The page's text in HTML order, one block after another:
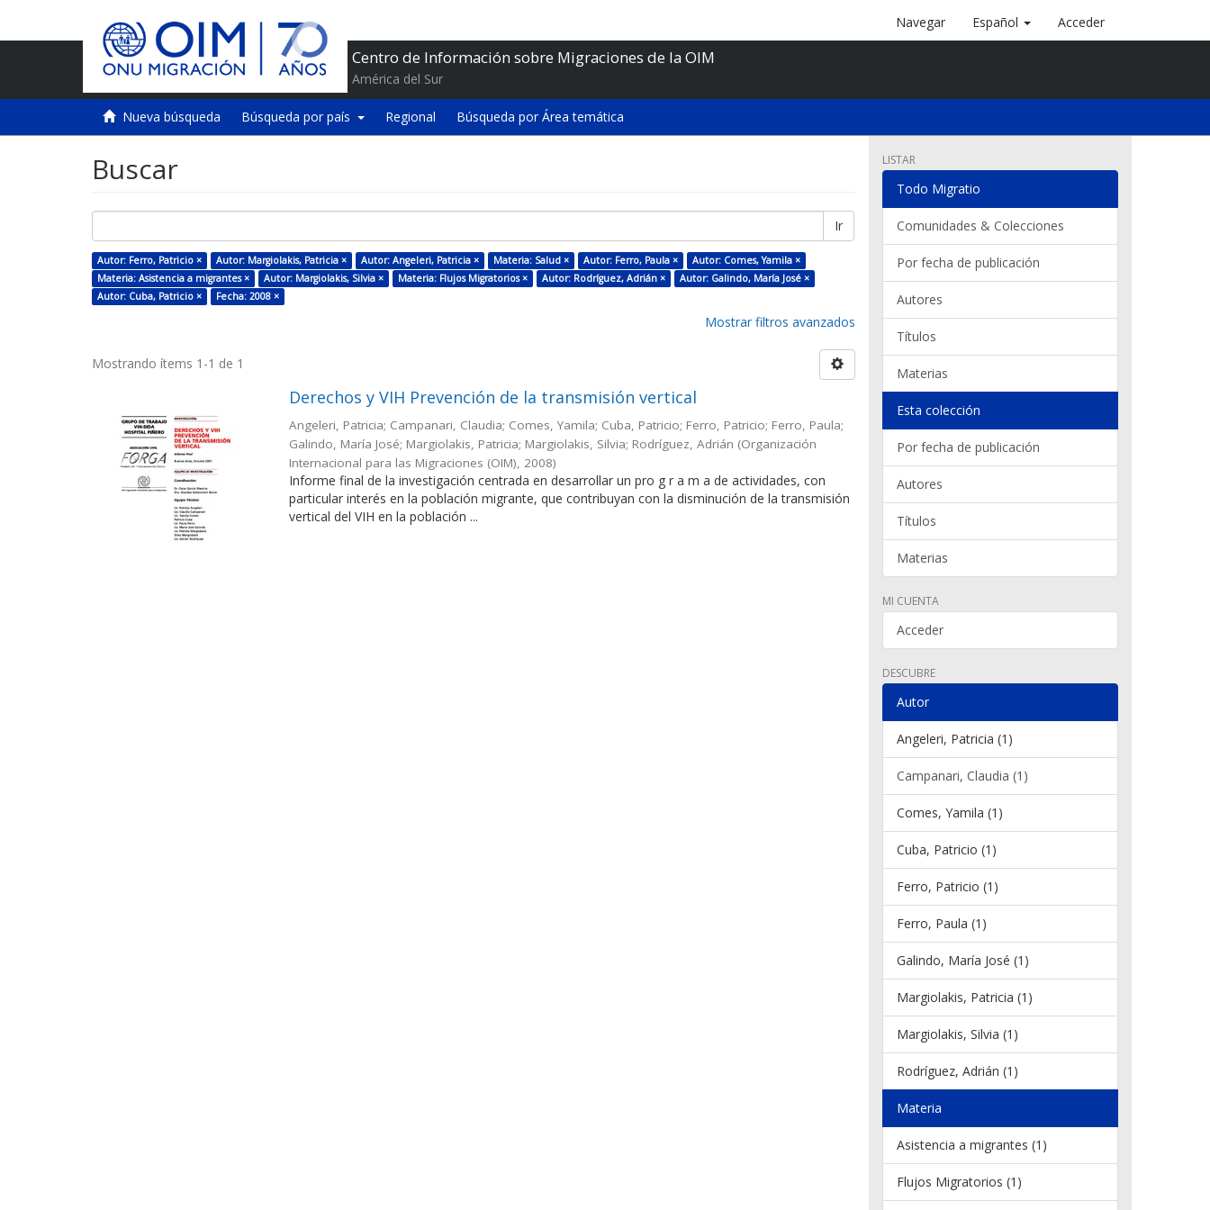
Centro de Información sobre Migraciones de la OIM
América del Sur
Navegar Español Acceder
Nueva búsqueda Búsqueda por país Regional Búsqueda por Área temática
Buscar
Ir
Autor: Ferro, Patricio × Autor: Margiolakis, Patricia × Autor: Angeleri, Patricia × Materia: Salud × Autor: Ferro, Paula ×
Autor: Comes, Yamila ×
Materia: Asistencia a migrantes ×
Autor: Margiolakis, Silvia × Materia: Flujos Migratorios × Autor: Rodríguez, Adrián ×
Autor: Galindo, María José ×
Autor: Cuba, Patricio ×
Fecha: 2008 ×
Mostrar filtros avanzados
Mostrando ítems 1-1 de 1
Derechos y VIH Prevención de la transmisión vertical
Angeleri, Patricia; Campanari, Claudia; Comes, Yamila; Cuba, Patricio; Ferro, Patricio; Ferro, Paula;
Galindo, María José; Margiolakis, Patricia; Margiolakis, Silvia; Rodríguez, Adrián (Organización
Internacional para las Migraciones (OIM), 2008)
Informe final de la investigación centrada en desarrollar un pro g r a m a de actividades, con
particular interés en la población migrante, que contribuyan con la disminución de la transmisión
vertical del VIH en la población ...
LISTAR
Todo Migratio
Comunidades & Colecciones
Por fecha de publicación
Autores
Títulos
Materias
Esta colección
Por fecha de publicación
Autores
Títulos
Materias
MI CUENTA
Acceder
DESCUBRE
Autor
Angeleri, Patricia (1)
Campanari, Claudia (1)
Comes, Yamila (1)
Cuba, Patricio (1)
Ferro, Patricio (1)
Ferro, Paula (1)
Galindo, María José (1)
Margiolakis, Patricia (1)
Margiolakis, Silvia (1)
Rodríguez, Adrián (1)
Materia
Asistencia a migrantes (1)
Flujos Migratorios (1)